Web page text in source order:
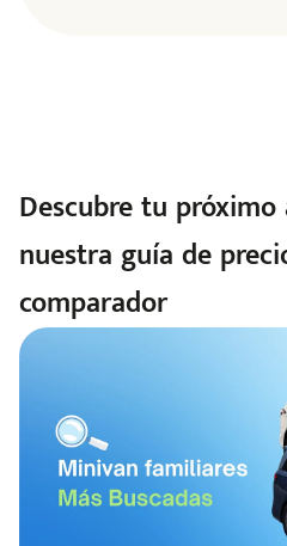
Descubre tu
nuestra guía de
comparador